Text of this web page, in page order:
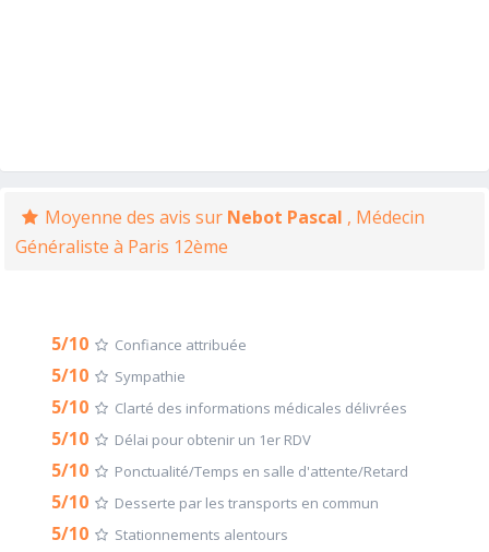
Moyenne des avis sur Nebot Pascal , Médecin
Généraliste à Paris 12ème
5/10 Confiance attribuée
5/10 Sympathie
5/10 Clarté des informations médicales délivrées
5/10 Délai pour obtenir un 1er RDV
5/10 Ponctualité/Temps en salle d'attente/Retard
5/10 Desserte par les transports en commun
5/10 Stationnements alentours